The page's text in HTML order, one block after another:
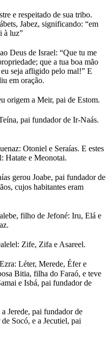
e respeitado de sua tribo.
Jabez, significando: “em
à luz”
Deus de Israel: “Que tu me
que a tua boa mão
seja afligido pelo mal!” E
em oração.
origem a Meir, pai de Estom.
pai fundador de Ir-Naás.
Otoniel e Seraías. E estes
Hatate e Meonotai.
gerou Joabe, pai fundador de
cujos habitantes eram
filho de Jefoné: Iru, Elá e
Zife, Zifa e Asareel.
Léter, Merede, Éfer e
Bitia, filha do Faraó, e teve
e Isbá, pai fundador de
Jerede, pai fundador de
Socó, e a Jecutiel, pai